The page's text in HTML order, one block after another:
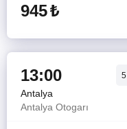
945₺
13:00 5
Antalya
Antalya Otogarı